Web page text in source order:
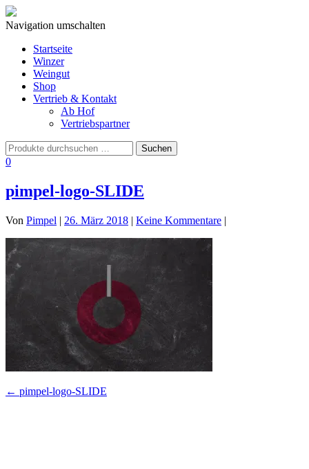
Navigation umschalten
Startseite
Winzer
Weingut
Shop
Vertrieb & Kontakt
Ab Hof
Vertriebspartner
0
pimpel-logo-SLIDE
Von Pimpel | 26. März 2018 | Keine Kommentare |
Beitragsnavigation
← pimpel-logo-SLIDE